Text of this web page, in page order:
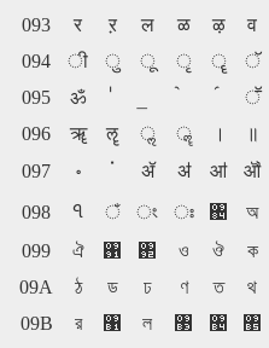
093
र ऱ ल ळ ऴ व
094
ी ु ू ृ ॄ ॅ
095
ॐ ॕ
096
ॠ ॡ ॢ ॣ । ॥
097
॰ ॱ ॲ ॳ ॴ ॵ
098
ঀ ঁ ং ঃ ঄ অ
099
ঐ ঑ ঒ ও ঔ ক
09A
ঠ ড ঢ ণ ত থ
09B
র ঱ ল ঳ ঴ ঵